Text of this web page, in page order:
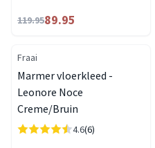
119.9589.95
Fraai
Marmer vloerkleed -
Leonore Noce
Creme/Bruin
4.6(6)